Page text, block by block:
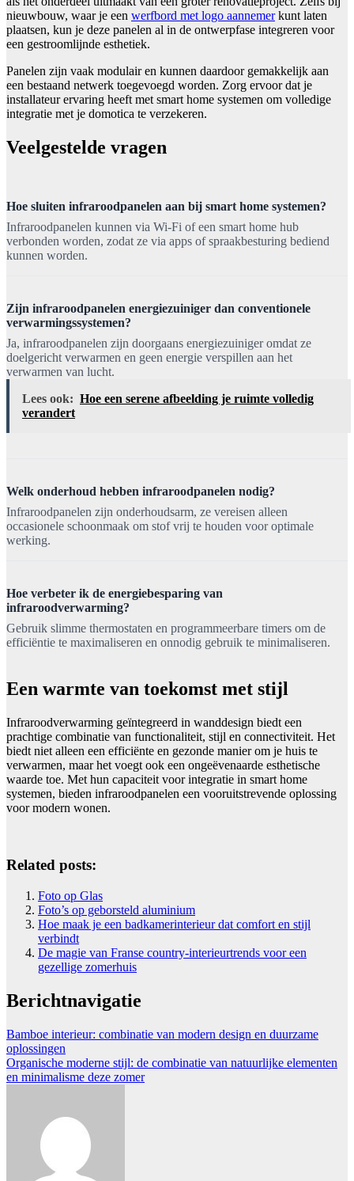
nieuwbouw, waar je een werfbord met logo aannemerkunt laten
plaatsen, kun je deze panelen al in de ontwerpfase integreren voor
een gestroomlijnde esthetiek.
Panelen zijn vaak modulair en kunnen daardoor gemakkelijk aan
een bestaand netwerk toegevoegd worden. Zorg ervoor dat je
installateur ervaring heeft met smart home systemen om volledige
integratie met je domotica te verzekeren.
Veelgestelde vragen
Hoe sluiten infraroodpanelen aan bij smart home systemen?
Infraroodpanelen kunnen via Wi-Fi of een smart home hub
verbonden worden, zodat ze via apps of spraakbesturing bediend
kunnen worden.
Zijn infraroodpanelen energiezuiniger dan conventionele
verwarmingssystemen?
Ja, infraroodpanelen zijn doorgaans energiezuiniger omdat ze
doelgericht verwarmen en geen energie verspillen aan het
verwarmen van lucht.
Lees ook: Hoe een serene afbeelding je ruimte volledig
verandert
Welk onderhoud hebben infraroodpanelen nodig?
Infraroodpanelen zijn onderhoudsarm, ze vereisen alleen
occasionele schoonmaak om stof vrij te houden voor optimale
werking.
Hoe verbeter ik de energiebesparing van
infraroodverwarming?
Gebruik slimme thermostaten en programmeerbare timers om de
efficiëntie te maximaliseren en onnodig gebruik te minimaliseren.
Een warmte van toekomst met stijl
Infraroodverwarming geïntegreerd in wanddesign biedt een
prachtige combinatie van functionaliteit, stijl en connectiviteit. Het
biedt niet alleen een efficiënte en gezonde manier om je huis te
verwarmen, maar het voegt ook een ongeëvenaarde esthetische
waarde toe. Met hun capaciteit voor integratie in smart home
systemen, bieden infraroodpanelen een vooruitstrevende oplossing
voor modern wonen.
Related posts:
Foto op Glas
Foto’s op geborsteld aluminium
Hoe maak je een badkamerinterieur dat comfort en stijl
verbindt
De magie van Franse country-interieurtrends voor een
gezellige zomerhuis
Berichtnavigatie
Bamboe interieur: combinatie van modern design en duurzame
oplossingen
Organische moderne stijl: de combinatie van natuurlijke elementen
en minimalisme deze zomer